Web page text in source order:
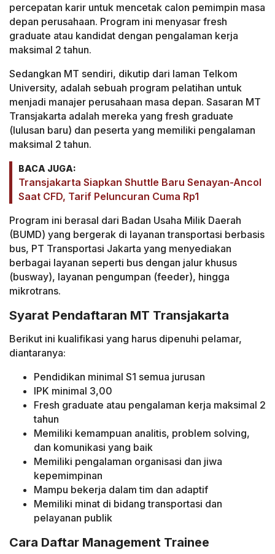
percepatan karir untuk mencetak calon pemimpin masa
depan perusahaan. Program ini menyasar fresh
graduate atau kandidat dengan pengalaman kerja
maksimal 2 tahun.
Sedangkan MT sendiri, dikutip dari laman Telkom
University, adalah sebuah program pelatihan untuk
menjadi manajer perusahaan masa depan. Sasaran MT
Transjakarta adalah mereka yang fresh graduate
(lulusan baru) dan peserta yang memiliki pengalaman
maksimal 2 tahun.
BACA JUGA:
Transjakarta Siapkan Shuttle Baru Senayan-Ancol
Saat CFD, Tarif Peluncuran Cuma Rp1
Program ini berasal dari Badan Usaha Milik Daerah
(BUMD) yang bergerak di layanan transportasi berbasis
bus, PT Transportasi Jakarta yang menyediakan
berbagai layanan seperti bus dengan jalur khusus
(busway), layanan pengumpan (feeder), hingga
mikrotrans.
Syarat Pendaftaran MT Transjakarta
Berikut ini kualifikasi yang harus dipenuhi pelamar,
diantaranya:
Pendidikan minimal S1 semua jurusan
IPK minimal 3,00
Fresh graduate atau pengalaman kerja maksimal 2
tahun
Memiliki kemampuan analitis, problem solving,
dan komunikasi yang baik
Memiliki pengalaman organisasi dan jiwa
kepemimpinan
Mampu bekerja dalam tim dan adaptif
Memiliki minat di bidang transportasi dan
pelayanan publik
Cara Daftar Management Trainee